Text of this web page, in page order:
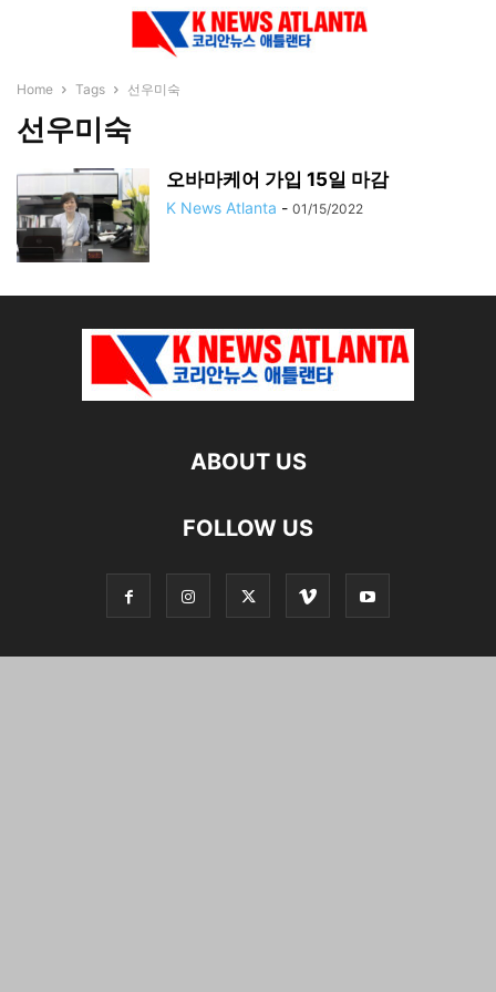
Home Tags 선우미숙
선우미숙
오바마케어 가입 15일 마감
K News Atlanta - 01/15/2022
ABOUT US
FOLLOW US